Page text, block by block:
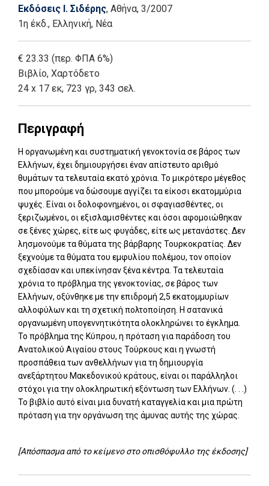
Εκδόσεις Ι. Σιδέρης, Αθήνα, 3/2007
1η έκδ., Ελληνική, Νέα
€ 23.33 (περ. ΦΠΑ 6%)
Βιβλίο, Χαρτόδετο
24 x 17 εκ, 723 γρ, 343 σελ.
Περιγραφή
Η οργανωμένη και συστηματική γενοκτονία σε βάρος των
Ελλήνων, έχει δημιουργήσει έναν απίστευτο αριθμό
θυμάτων τα τελευταία εκατό χρόνια. Το μικρότερο μέγεθος
που μπορούμε να δώσουμε αγγίζει τα είκοσι εκατομμύρια
ψυχές. Είναι οι δολοφονημένοι, οι σφαγιασθέντες, οι
ξεριζωμένοι, οι εξισλαμισθέντες και όσοι αφομοιώθηκαν
σε ξένες χώρες, είτε ως φυγάδες, είτε ως μετανάστες. Δεν
λησμονούμε τα θύματα της βάρβαρης Τουρκοκρατίας. Δεν
ξεχνούμε τα θύματα του εμφυλίου πολέμου, τον οποίον
σχεδίασαν και υπεκίνησαν ξένα κέντρα. Τα τελευταία
χρόνια το πρόβλημα της γενοκτονίας, σε βάρος των
Ελλήνων, οξύνθηκε με την επιδρομή 2,5 εκατομμυρίων
αλλοφύλων και τη σχετική πολτοποίηση. Η σατανικά
οργανωμένη υπογεννητικότητα ολοκληρώνει το έγκλημα.
Το πρόβλημα της Κύπρου, η πρόταση για παράδοση του
Ανατολικού Αιγαίου στους Τούρκους και η γνωστή
προσπάθεια των ανθελλήνων για τη δημιουργία
ανεξάρτητου Μακεδονικού κράτους, είναι οι παράλληλοι
στόχοι για την ολοκληρωτική εξόντωση των Ελλήνων. (. . .)
Το βιβλίο αυτό είναι μια δυνατή καταγγελία και μια πρώτη
πρόταση για την οργάνωση της άμυνας αυτής της χώρας.
[Απόσπασμα από το κείμενο στο οπισθόφυλλο της έκδοσης]